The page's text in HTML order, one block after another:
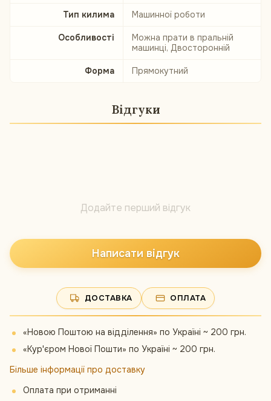
Тип килима Машинної роботи
Особливості
Можна прати в пральній
машинці, Двосторонній
Форма Прямокутний
Відгуки
Додайте перший відгук
Написати відгук
ДОСТАВКА ОПЛАТА
«Новою Поштою на відділення» по Україні ~ 200 грн.
«Кур'єром Нової Пошти» по Україні ~ 200 грн.
Більше інформації про доставку
Оплата при отриманні